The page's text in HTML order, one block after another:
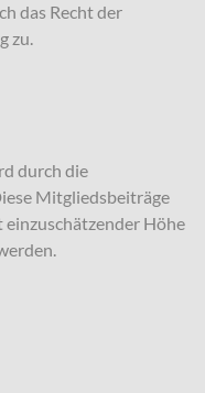
das Recht der
zu.
durch die
Mitgliedsbeiträge
einzuschätzender Höhe